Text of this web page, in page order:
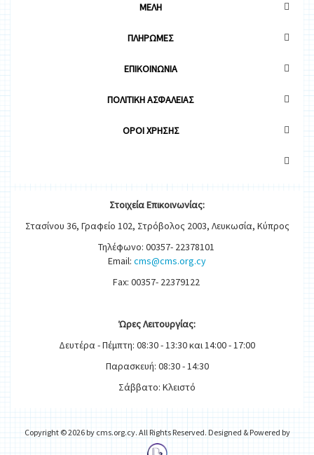
ΜΕΛΗ
ΠΛΗΡΩΜΕΣ
ΕΠΙΚΟΙΝΩΝΙΑ
ΠΟΛΙΤΙΚΗ ΑΣΦΑΛΕΙΑΣ
OΡΟΙ ΧΡΗΣΗΣ
ΣτοιχείαΕπικοινωνίας:
Στασίνου 36, Γραφείο 102, Στρόβολος 2003, Λευκωσία, Κύπρος
Τηλέφωνο: 00357- 22378101
Email: cms@cms.org.cy
Fax: 00357- 22379122
ΏρεςΛειτουργίας:
Δευτέρα - Πέμπτη: 08:30 - 13:30 και 14:00 - 17:00
Παρασκευή: 08:30 - 14:30
Σάββατο: Κλειστό
Copyright © 2026 by cms.org.cy. All Rights Reserved. Designed & Powered by